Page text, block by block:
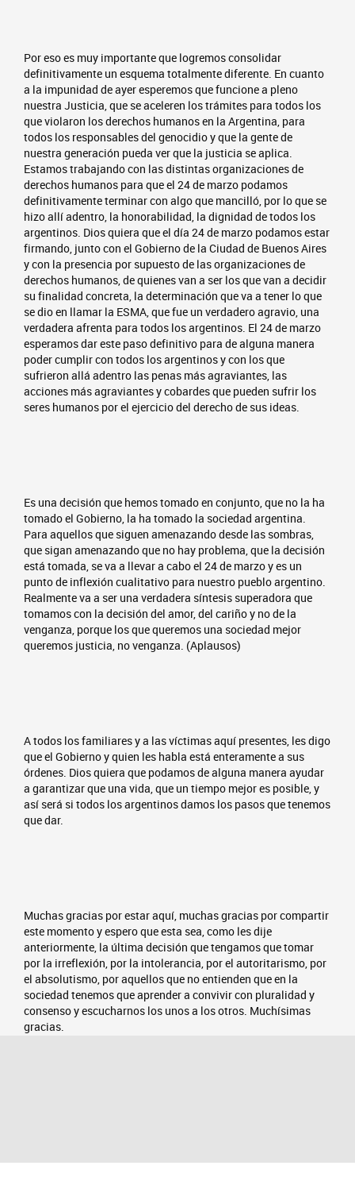
Por eso es muy importante que logremos consolidar
definitivamente un esquema totalmente diferente. En cuanto
a la impunidad de ayer esperemos que funcione a pleno
nuestra Justicia, que se aceleren los trámites para todos los
que violaron los derechos humanos en la Argentina, para
todos los responsables del genocidio y que la gente de
nuestra generación pueda ver que la justicia se aplica.
Estamos trabajando con las distintas organizaciones de
derechos humanos para que el 24 de marzo podamos
definitivamente terminar con algo que mancilló, por lo que se
hizo allí adentro, la honorabilidad, la dignidad de todos los
argentinos. Dios quiera que el día 24 de marzo podamos estar
firmando, junto con el Gobierno de la Ciudad de Buenos Aires
y con la presencia por supuesto de las organizaciones de
derechos humanos, de quienes van a ser los que van a decidir
su finalidad concreta, la determinación que va a tener lo que
se dio en llamar la ESMA, que fue un verdadero agravio, una
verdadera afrenta para todos los argentinos. El 24 de marzo
esperamos dar este paso definitivo para de alguna manera
poder cumplir con todos los argentinos y con los que
sufrieron allá adentro las penas más agraviantes, las
acciones más agraviantes y cobardes que pueden sufrir los
seres humanos por el ejercicio del derecho de sus ideas.
Es una decisión que hemos tomado en conjunto, que no la ha
tomado el Gobierno, la ha tomado la sociedad argentina.
Para aquellos que siguen amenazando desde las sombras,
que sigan amenazando que no hay problema, que la decisión
está tomada, se va a llevar a cabo el 24 de marzo y es un
punto de inflexión cualitativo para nuestro pueblo argentino.
Realmente va a ser una verdadera síntesis superadora que
tomamos con la decisión del amor, del cariño y no de la
venganza, porque los que queremos una sociedad mejor
queremos justicia, no venganza. (Aplausos)
A todos los familiares y a las víctimas aquí presentes, les digo
que el Gobierno y quien les habla está enteramente a sus
órdenes. Dios quiera que podamos de alguna manera ayudar
a garantizar que una vida, que un tiempo mejor es posible, y
así será si todos los argentinos damos los pasos que tenemos
que dar.
Muchas gracias por estar aquí, muchas gracias por compartir
este momento y espero que esta sea, como les dije
anteriormente, la última decisión que tengamos que tomar
por la irreflexión, por la intolerancia, por el autoritarismo, por
el absolutismo, por aquellos que no entienden que en la
sociedad tenemos que aprender a convivir con pluralidad y
consenso y escucharnos los unos a los otros. Muchísimas
gracias.